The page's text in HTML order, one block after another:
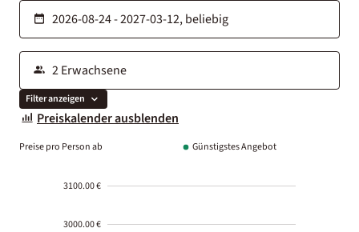
Filter anzeigen
Preiskalender ausblenden
Preise pro Person ab Günstigstes Angebot
3100.00 €
3000.00 €